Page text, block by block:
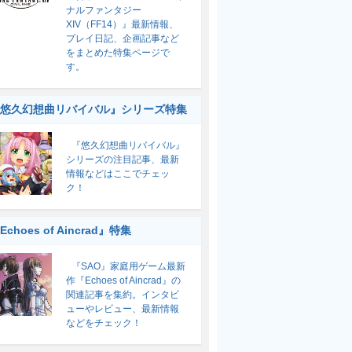
ナルファンタジー
XIV（FF14）』最新情報、
プレイ日記、企画記事など
をまとめた特集ページで
す。
久幻想曲リバイバル』シリーズ特集
『悠久幻想曲リバイバル』
シリーズの注目記事、最新
情報などはここでチェッ
ク！
of Aincrad』特集
『SAO』家庭用ゲーム最新
作『Echoes of Aincrad』の
関連記事を集約。インタビ
ューやレビュー、最新情報
などをチェック！